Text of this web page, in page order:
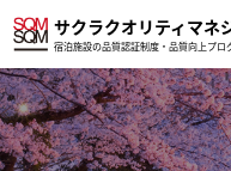
サクラクオリティマネ
宿泊施設の品質認証制度・品質向上プロ